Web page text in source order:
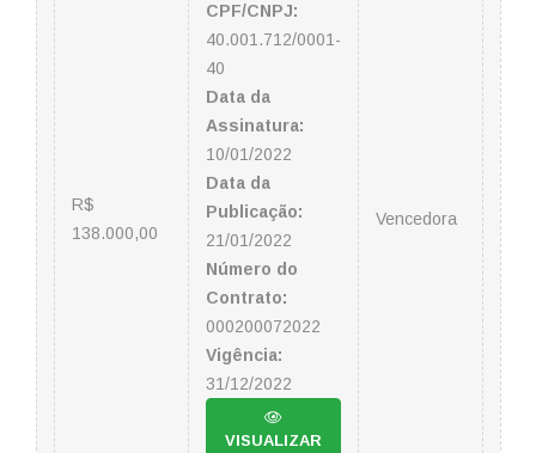
R$
138.000,00
CPF/CNPJ:
40.001.712/0001-
40
Data da
Assinatura:
10/01/2022
Data da
Publicação:
21/01/2022
Número do
Contrato:
000200072022
Vigência:
31/12/2022
VISUALIZAR
Vencedora